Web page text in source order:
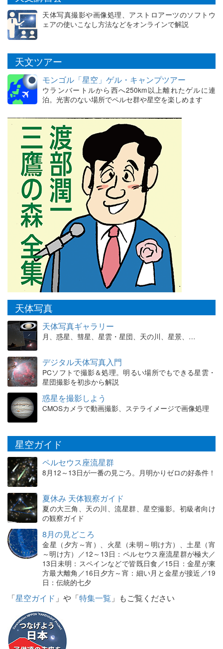
天体写真撮影や画像処理、アストロアーツのソフトウ
ェアの使いこなし方法などをオンラインで解説
天文ツアー
モンゴル「星空」ゲル・キャンプツアー
ウランバートルから西へ250km以上離れたゲルに連
泊。光害のない場所でペルセ群や星空を楽しめます
天体写真
天体写真ギャラリー
月、惑星、彗星、星雲・星団、天の川、星景、…
デジタル天体写真入門
PCソフトで撮影＆処理。明るい場所でもできる星雲・
星団撮影を初歩から解説
惑星を撮影しよう
CMOSカメラで動画撮影、ステライメージで画像処理
星空ガイド
ペルセウス座流星群
8月12～13日が一番の見ごろ。月明かりゼロの好条件！
夏休み 天体観察ガイド
夏の大三角、天の川、流星群、星空撮影。初級者向け
の観察ガイド
8月の見どころ
金星（夕方～宵）、火星（未明～明け方）、土星（宵
～明け方）／12～13日：ペルセウス座流星群が極大／
13日未明：スペインなどで皆既日食／15日：金星が東
方最大離角／16日夕方～宵：細い月と金星が接近／19
日：伝統的七夕
「星空ガイド 」や「特集一覧 」もご覧ください